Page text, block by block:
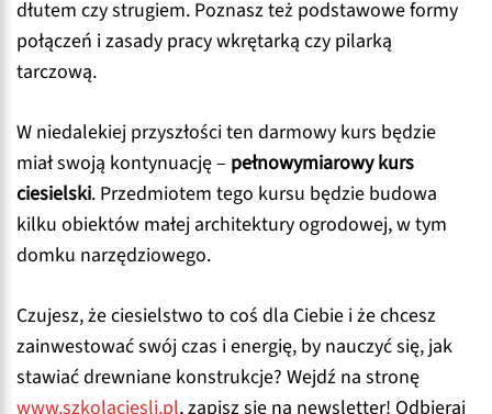
dłutem czy strugiem. Poznasz też podstawowe formy
połączeń i zasady pracy wkrętarką czy pilarką
tarczową.
W niedalekiej przyszłości ten darmowy kurs będzie
miał swoją kontynuację – pełnowymiarowy kurs
ciesielski. Przedmiotem tego kursu będzie budowa
kilku obiektów małej architektury ogrodowej, w tym
domku narzędziowego.
Czujesz, że ciesielstwo to coś dla Ciebie i że chcesz
zainwestować swój czas i energię, by nauczyć się, jak
stawiać drewniane konstrukcje? Wejdź na stronę
www.szkolaciesli.pl, zapisz się na newsletter! Odbieraj